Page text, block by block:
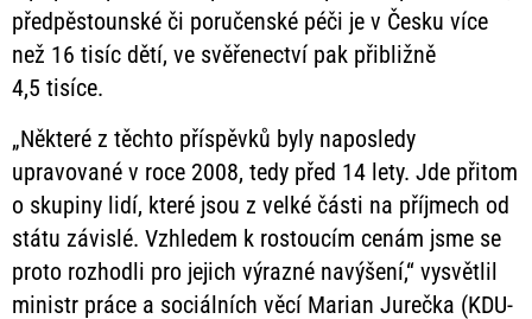
předpěstounské či poručenské péči je v Česku více
než 16 tisíc dětí, ve svěřenectví pak přibližně
4,5 tisíce.
„Některé z těchto příspěvků byly naposledy
upravované v roce 2008, tedy před 14 lety. Jde přitom
o skupiny lidí, které jsou z velké části na příjmech od
státu závislé. Vzhledem k rostoucím cenám jsme se
proto rozhodli pro jejich výrazné navýšení,“ vysvětlil
ministr práce a sociálních věcí Marian Jurečka (KDU-